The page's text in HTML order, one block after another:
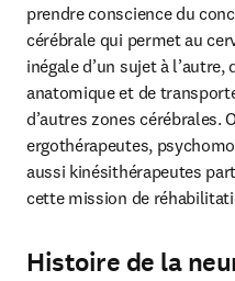
prendre conscience du
cérébrale qui permet au
inégale d’un sujet à
anatomique et de
d’autres zones cérébrales.
ergothérapeutes,
aussi kinésithérapeutes
cette mission de
Histoire de la